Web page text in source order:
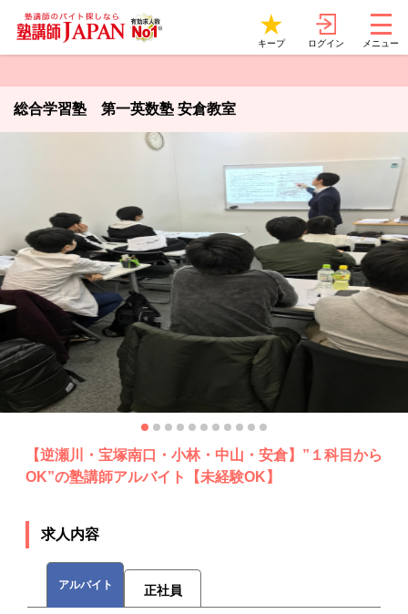
キープ ログイン メニュー
総合学習塾 第一英数塾 安倉教室
【逆瀬川・宝塚南口・小林・中山・安倉】”１科目から
OK”の塾講師アルバイト【未経験OK】
求人内容
アルバイト 正社員